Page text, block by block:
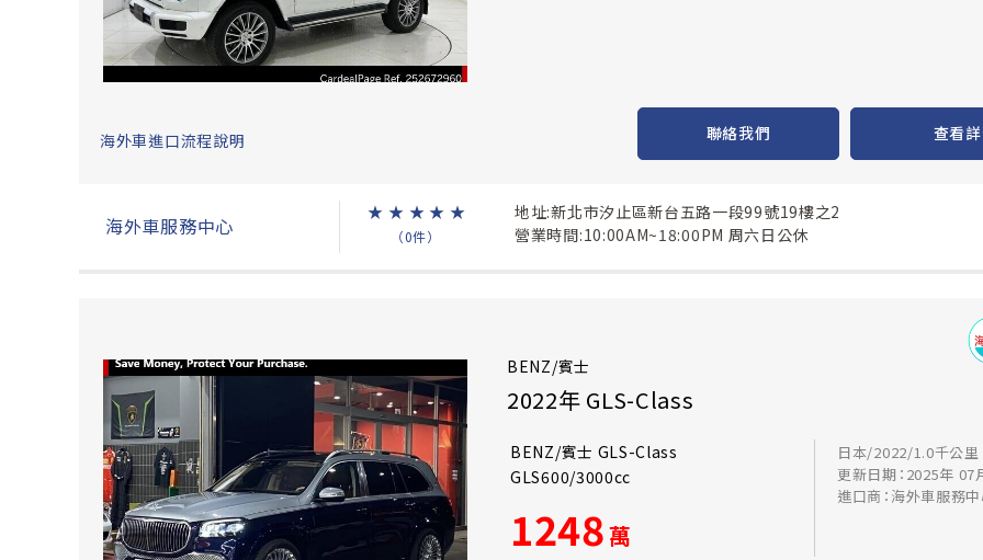
海外車進口流程說明 聯絡我們 查看
海外車服務中心
★ ★ ★ ★ ★
（0件）
地址:新北市汐止區新台五路一段99號19樓之2
營業時間:10:00AM~18:00PM 周六日公休
BENZ/賓士
2022年 GLS-Class
BENZ/賓士 GLS-Class
GLS600/3000cc
1248萬
日本/2022/1.0千公里
更新日期：2025年 07
進口商：海外車服務